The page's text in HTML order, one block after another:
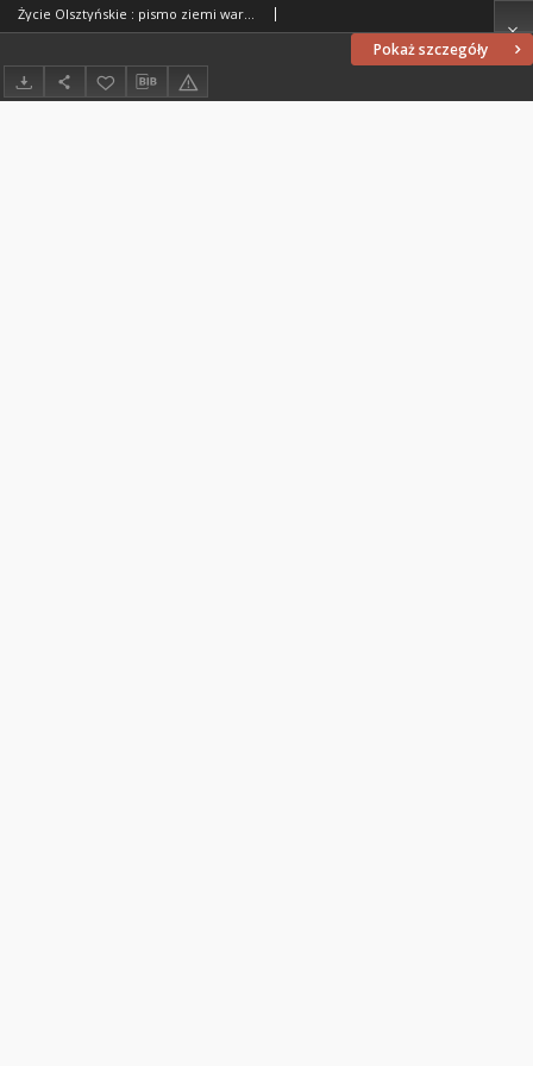
Pokaż szczegóły
Życie Olsztyńskie : pismo ziemi warmińsko-mazurskiej, 1954, nr 174